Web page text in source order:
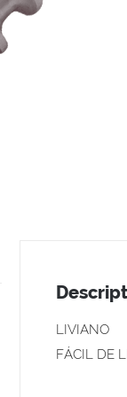
LIVIANO
FÁCIL DE